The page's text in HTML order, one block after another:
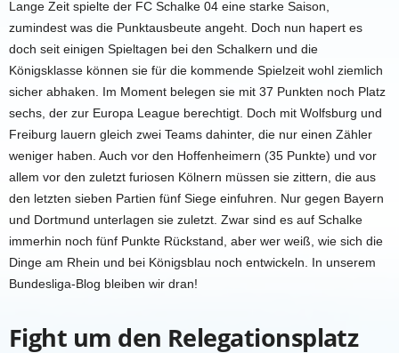
Lange Zeit spielte der FC Schalke 04 eine starke Saison,
zumindest was die Punktausbeute angeht. Doch nun hapert es
doch seit einigen Spieltagen bei den Schalkern und die
Königsklasse können sie für die kommende Spielzeit wohl ziemlich
sicher abhaken. Im Moment belegen sie mit 37 Punkten noch Platz
sechs, der zur Europa League berechtigt. Doch mit Wolfsburg und
Freiburg lauern gleich zwei Teams dahinter, die nur einen Zähler
weniger haben. Auch vor den Hoffenheimern (35 Punkte) und vor
allem vor den zuletzt furiosen Kölnern müssen sie zittern, die aus
den letzten sieben Partien fünf Siege einfuhren. Nur gegen Bayern
und Dortmund unterlagen sie zuletzt. Zwar sind es auf Schalke
immerhin noch fünf Punkte Rückstand, aber wer weiß, wie sich die
Dinge am Rhein und bei Königsblau noch entwickeln. In unserem
Bundesliga-Blog bleiben wir dran!
Fight um den Relegationsplatz